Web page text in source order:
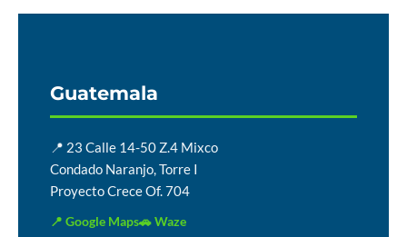
Guatemala
📍 23 Calle 14-50 Z.4 Mixco
Condado Naranjo, Torre I
Proyecto Crece Of. 704
📍 Google Maps🚗 Waze